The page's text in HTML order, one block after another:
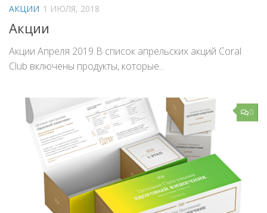
АКЦИИ 1 ИЮЛЯ, 2018
Акции
Акции Апреля 2019 В список апрельских акций Coral
Club включены продукты, которые...
0